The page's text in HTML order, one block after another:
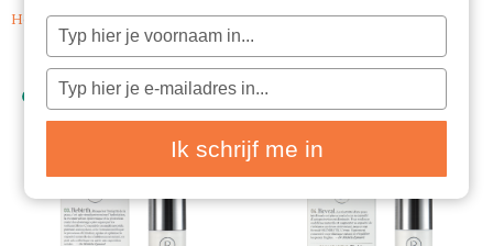
Home/ Renophase
Typ
naam
in
Typ
e-
mailadres
Ik schrijf me in